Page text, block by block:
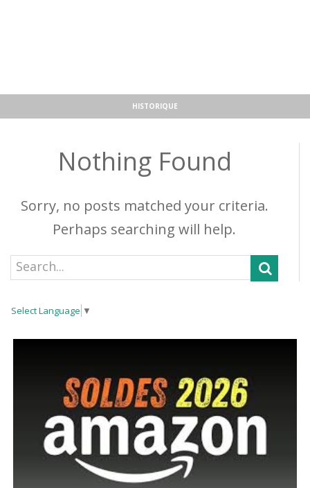
HISTORIQUE
Nothing Found
Sorry, no posts matched your criteria.
Perhaps searching will help.
Select Language ▼